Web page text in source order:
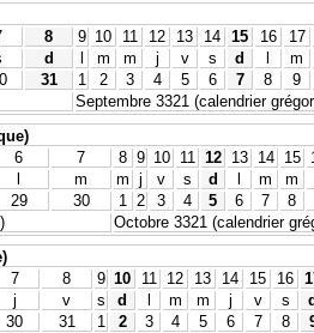
8 9 10 11 12 13 14 15 16 17
d m m j v s d m
31 1 2 3 4 5 6 7 8 9
Septembre 3321 (calendrier
6 7 8 9 10 11 12 13 14 15
m m j v s d m m
29 30 1 2 3 4 5 6 7 8
Octobre 3321 (calendrier
7 8 9 10 11 12 13 14 15 16
j v s d m m j v s d
30 31 1 2 3 4 5 6 7 8